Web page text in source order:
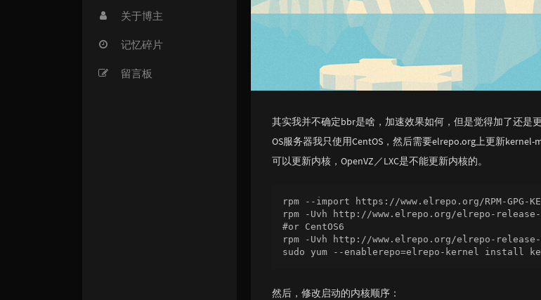
关于博主
记忆碎片
留言板
其实我并不确定bbr是啥，加速效果如何，但是觉得加了还是更
OS服务器我只使用CentOS，然后需要elrepo.org上更新kernel-
可以更新内核，OpenVZ／LXC是不能更新内核的。
rpm --import https://www.elrepo.org/RPM-GPG-
rpm -Uvh http://www.elrepo.org/elrepo-
#or CentOS6
rpm -Uvh http://www.elrepo.org/elrepo-
然后，修改启动的内核顺序：